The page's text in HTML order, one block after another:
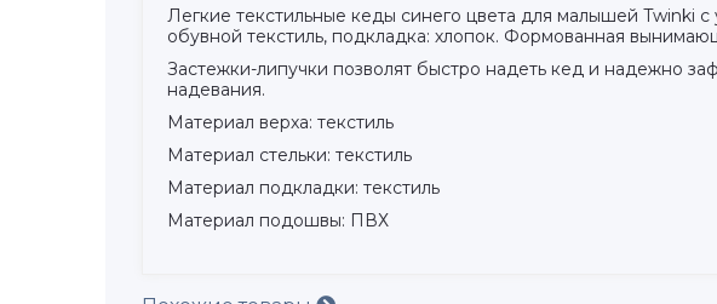
Легкие текстильные кеды синего цвета для малышей Twinki
обувной текстиль, подкладка: хлопок. Формованная
Застежки-липучки позволят быстро надеть кед и надежно
надевания.
Материал верха: текстиль
Материал стельки: текстиль
Материал подкладки: текстиль
Материал подошвы: ПВХ